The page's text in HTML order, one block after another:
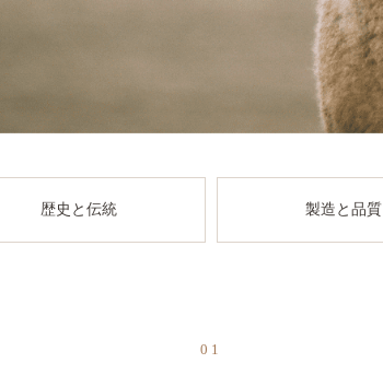
歴史と伝統 製造と品質
01